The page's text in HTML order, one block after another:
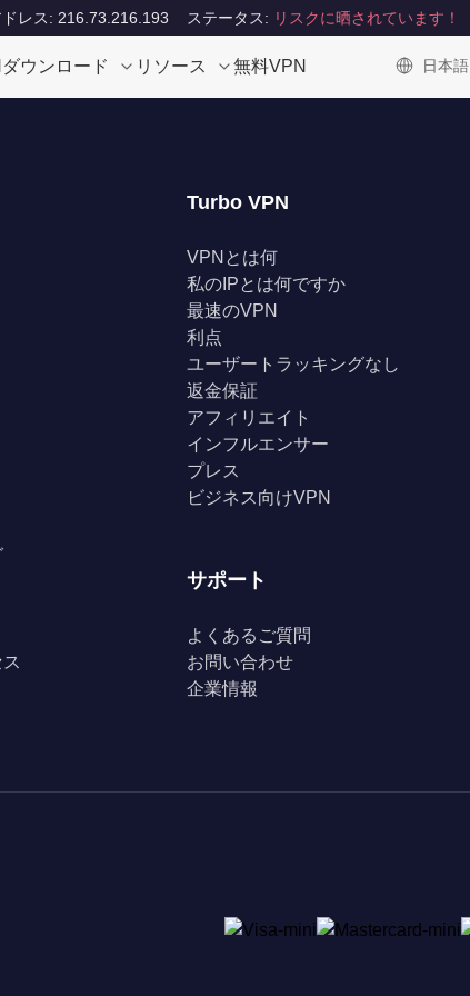
ドレス: 216.73.216.193 ステータス: リスクに晒されています！
ウンロード リソース 無料VPN 日本語
Turbo VPN
VPNとは何
私のIPとは何ですか
最速のVPN
利点
ユーザートラッキングなし
返金保証
アフィリエイト
インフルエンサー
プレス
ビジネス向けVPN
サポート
よくあるご質問
お問い合わせ
企業情報